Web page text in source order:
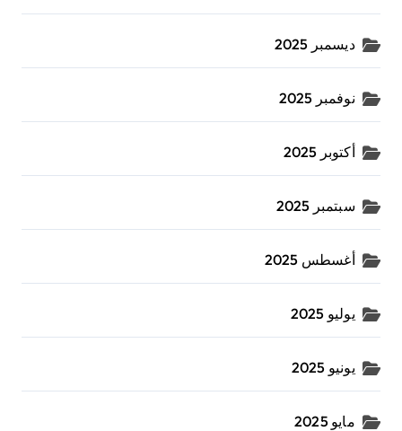
ديسمبر 2025
نوفمبر 2025
أكتوبر 2025
سبتمبر 2025
أغسطس 2025
يوليو 2025
يونيو 2025
مايو 2025